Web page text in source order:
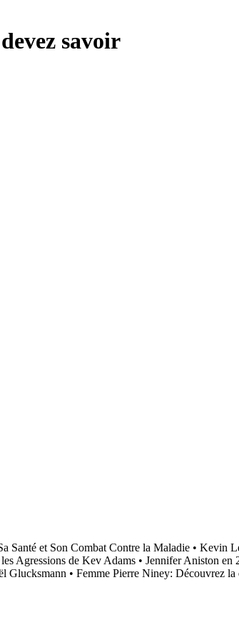
savoir
Santé et Son Combat Contre la Maladie • Kevin
Agressions de Kev Adams • Jennifer Aniston en
Glucksmann • Femme Pierre Niney: Découvrez la